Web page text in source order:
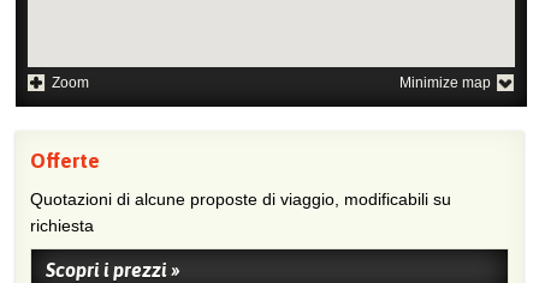
Zoom Minimize map
Offerte
Quotazioni di alcune proposte di viaggio, modificabili su
richiesta
Scopri i prezzi »